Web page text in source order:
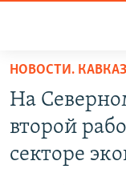
упрощенного
доступа
основному
ПОДКАСТЫ
АВТОРСКИЕ
НОВОСТИ. КАВКАЗ
На
второй
секторе